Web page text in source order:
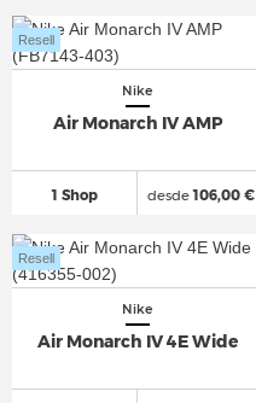
Nike
Air Monarch IV AMP
1 Shop
Resell
desde106,00 €
Nike
Air Monarch IV 4E Wide
Resell